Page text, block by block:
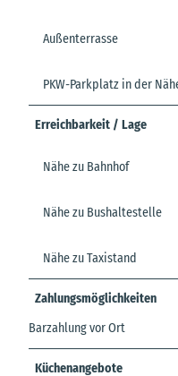
Außenterrasse
PKW-Parkplatz in der
Erreichbarkeit / Lage
Nähe zu Bahnhof
Nähe zu Bushaltestelle
Nähe zu Taxistand
Zahlungsmöglichkeiten
Barzahlung vor Ort
Küchenangebote